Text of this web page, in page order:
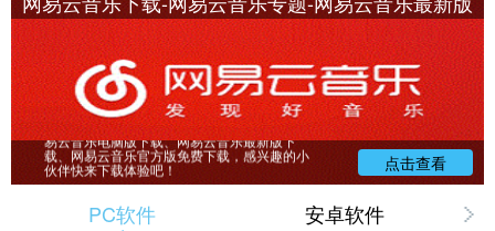
网易云音乐为什么火?网易云音乐跟QQ音
乐和酷狗、酷我有些不一样，不仅是一个听歌
的App，而且还是一个注重分享和发现的平台，
有许多明星、知名DJ、草根音乐达人会分享推
荐一些歌曲，配以文字描述，吸引不知道要听
什么歌的用户去尝试听一些自己平时不会听的
歌。华军软件园提供网易云音乐电脑版和手机
版下载，如果你不想下载软件，还可以通过网
页版听歌和分享音乐！华军软件园为您提供网
易云音乐电脑版下载、网易云音乐最新版下
载、网易云音乐官方版免费下载，感兴趣的小
伙伴快来下载体验吧！ 点击查看
PC软件 安卓软件